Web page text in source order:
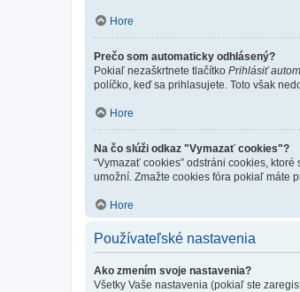
Hore
Prečo som automaticky odhlásený?
Pokiaľ nezaškrtnete tlačítko Prihlásiť
políčko, keď sa prihlasujete. Toto však
Hore
Na čo slúži odkaz "Vymazať cookies"?
“Vymazať cookies” odstráni cookies,
umožní. Zmažte cookies fóra pokiaľ máte
Hore
Používateľské nastavenia
Ako zmením svoje nastavenia?
Všetky Vaše nastavenia (pokiaľ ste